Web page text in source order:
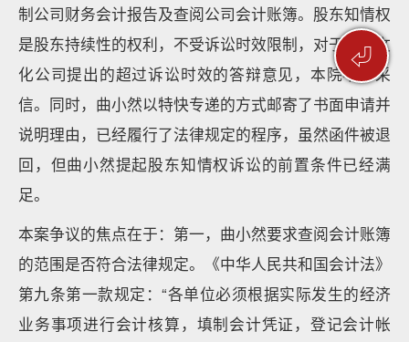
⏎
制公司财务会计报告及查阅公司会计账簿。股东知情权
是股东持续性的权利，不受诉讼时效限制，对于尚线文
化公司提出的超过诉讼时效的答辩意见，本院不予采
信。同时，曲小然以特快专递的方式邮寄了书面申请并
说明理由，已经履行了法律规定的程序，虽然函件被退
回，但曲小然提起股东知情权诉讼的前置条件已经满
足。
本案争议的焦点在于：第一，曲小然要求查阅会计账簿
的范围是否符合法律规定。《中华人民共和国会计法》
第九条第一款规定：“各单位必须根据实际发生的经济
业务事项进行会计核算，填制会计凭证，登记会计帐